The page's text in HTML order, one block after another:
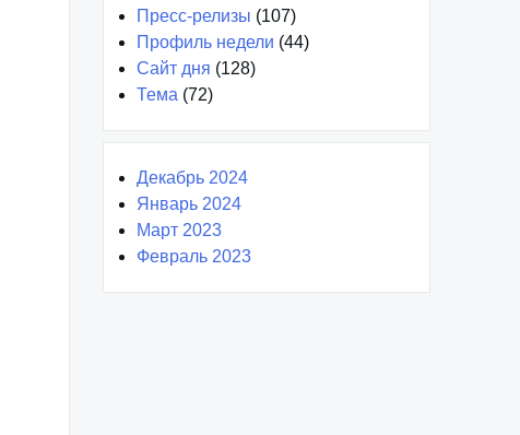
Пресс-релизы (107)
Профиль недели (44)
Сайт дня (128)
Тема (72)
Декабрь 2024
Январь 2024
Март 2023
Февраль 2023